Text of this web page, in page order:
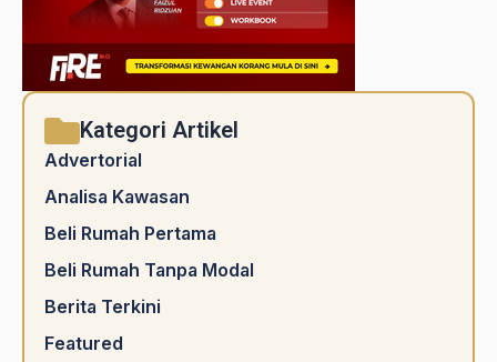
Kategori Artikel
Advertorial
Analisa Kawasan
Beli Rumah Pertama
Beli Rumah Tanpa Modal
Berita Terkini
Featured